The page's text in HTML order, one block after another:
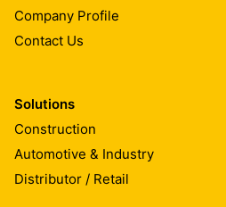
Company Profile
Contact Us
Solutions
Construction
Automotive & Industry
Distributor / Retail